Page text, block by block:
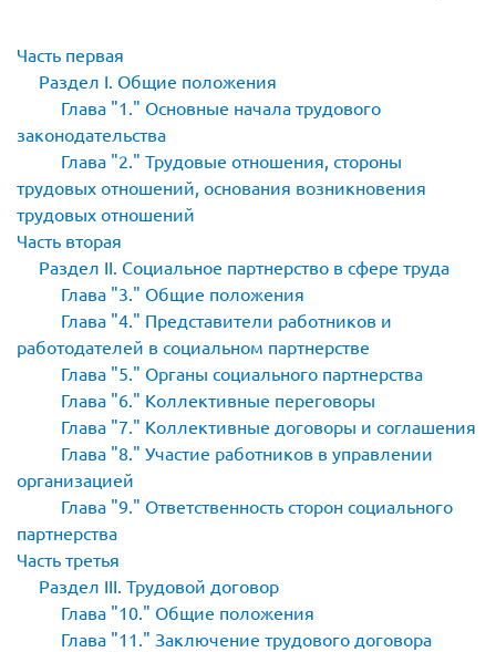
Часть первая
Раздел I. Общие положения
Глава 1.
Основные начала трудового
законодательства
Глава 2. Трудовые отношения, стороны
трудовых отношений, основания возникновения
трудовых отношений
Часть вторая
Раздел II. Социальное партнерство в сфере труда
Глава 3.
Общие положения
Глава 4.
Представители работников и
работодателей в социальном партнерстве
Глава 5.
Органы социального партнерства
Глава 6.
Коллективные переговоры
Глава 7.
Коллективные договоры и соглашения
Глава 8. Участие работников в управлении
организацией
Глава 9.
Ответственность сторон социального
партнерства
Часть третья
Раздел III. Трудовой договор
Глава 10.
Общие положения
Глава 11. Заключение трудового договора